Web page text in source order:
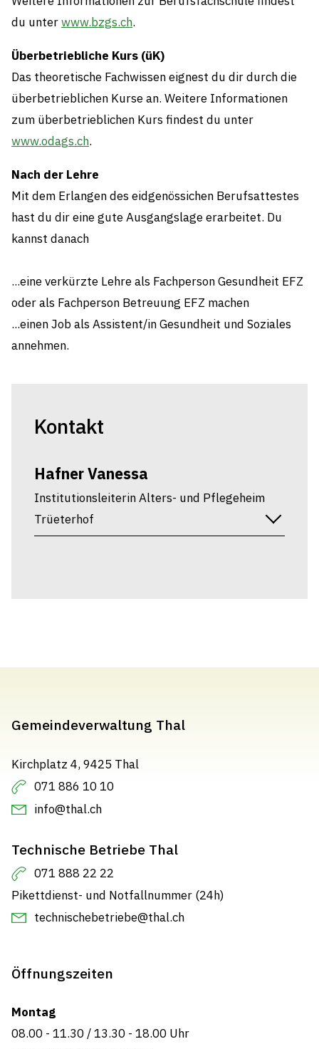
du unterwww.bzgs.ch.
Überbetriebliche Kurs (üK)
Das theoretische Fachwissen eignest du dir durch die
überbetrieblichen Kurse an. Weitere Informationen
zum überbetrieblichen Kurs findest du unter
www.odags.ch.
Nach der Lehre
Mit dem Erlangen des eidgenössichen Berufsattestes
hast du dir eine gute Ausgangslage erarbeitet. Du
kannst danach
...eine verkürzte Lehre als Fachperson Gesundheit EFZ
oder als Fachperson Betreuung EFZ machen
...einen Job als Assistent/in Gesundheit und Soziales
annehmen.
Kontakt
Hafner Vanessa
Institutionsleiterin Alters- und Pflegeheim
Trüeterhof
Alters- und Pflegeheim Trüeterhof
Gemeindeverwaltung Thal
Kirchplatz 4, 9425 Thal
071 886 10 10
info@thal.ch
Technische Betriebe Thal
071 888 22 22
Pikettdienst- und Notfallnummer (24h)
technischebetriebe@thal.ch
Öffnungszeiten
Montag
08.00 - 11.30/13.30 - 18.00 Uhr